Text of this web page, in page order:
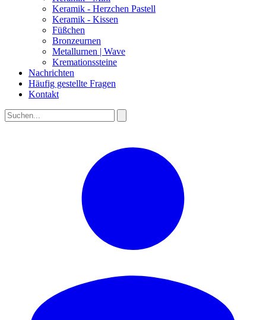
Keramik - Herzchen Pastell
Keramik - Kissen
Füßchen
Bronzeurnen
Metallurnen | Wave
Kremationssteine
Nachrichten
Häufig gestellte Fragen
Kontakt